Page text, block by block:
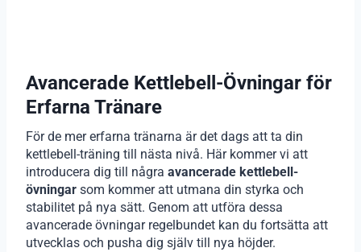
Avancerade Kettlebell-Övningar för
Erfarna Tränare
För de mer erfarna tränarna är det dags att ta din
kettlebell-träning till nästa nivå. Här kommer vi att
introducera dig till några avancerade kettlebell-
övningar som kommer att utmana din styrka och
stabilitet på nya sätt. Genom att utföra dessa
avancerade övningar regelbundet kan du fortsätta att
utvecklas och pusha dig själv till nya höjder.